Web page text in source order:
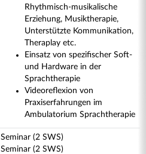
Rhythmisch-musikalische
Erziehung, Musiktherapie,
Unterstützte Kommunikation,
Theraplay etc.
Einsatz von spezifischer Soft-
und Hardware in der
Sprachtherapie
Videoreflexion von
Praxiserfahrungen im
Ambulatorium Sprachtherapie
Seminar (2 SWS)
Seminar (2 SWS)